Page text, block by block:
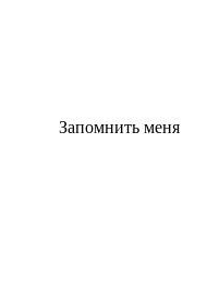
Запомнить меня